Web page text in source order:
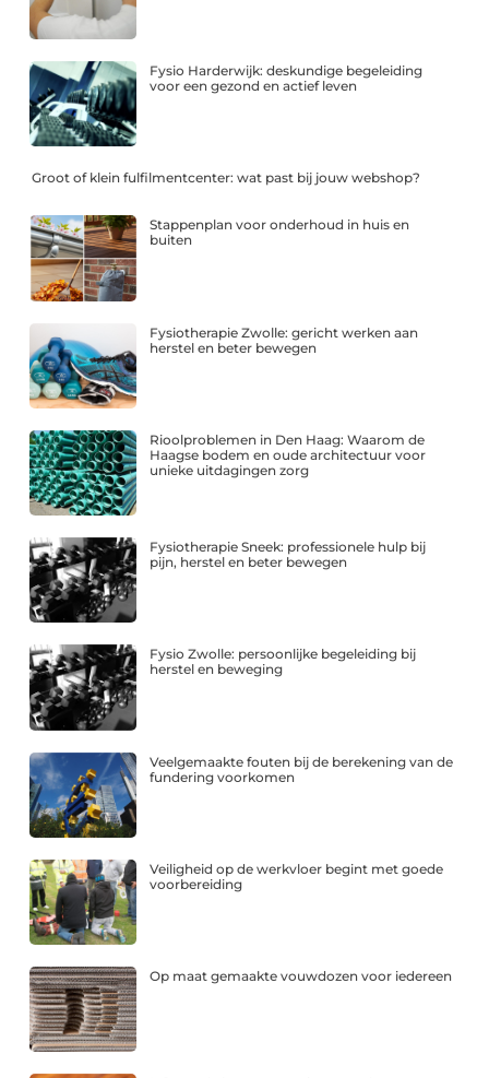
Fysio Harderwijk: deskundige begeleiding
voor een gezond en actief leven
Groot of klein fulfilmentcenter: wat past bij jouw webshop?
Stappenplan voor onderhoud in huis en
buiten
Fysiotherapie Zwolle: gericht werken aan
herstel en beter bewegen
Rioolproblemen in Den Haag: Waarom de
Haagse bodem en oude architectuur voor
unieke uitdagingen zorg
Fysiotherapie Sneek: professionele hulp bij
pijn, herstel en beter bewegen
Fysio Zwolle: persoonlijke begeleiding bij
herstel en beweging
Veelgemaakte fouten bij de berekening van de
fundering voorkomen
Veiligheid op de werkvloer begint met goede
voorbereiding
Op maat gemaakte vouwdozen voor iedereen